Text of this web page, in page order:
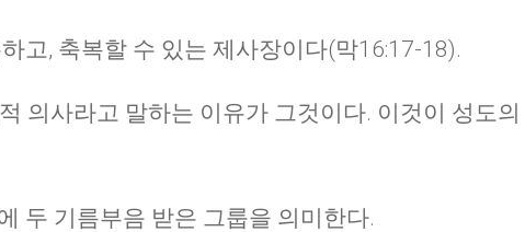
고, 축복할 수 있는 제사장이다(막16:17-18).
의사라고 말하는 이유가 그것이다. 이것이 성도의
두 기름부음 받은 그룹을 의미한다.